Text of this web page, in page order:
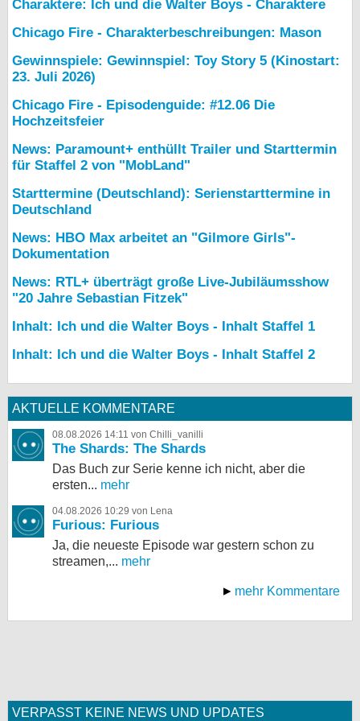
Charaktere: Ich und die Walter Boys - Charaktere
Chicago Fire - Charakterbeschreibungen: Mason
Gewinnspiele: Gewinnspiel: Toy Story 5 (Kinostart:
23. Juli 2026)
Chicago Fire - Episodenguide: #12.06 Die
Hochzeitsfeier
News: Paramount+ enthüllt Trailer und Starttermin
für Staffel 2 von "MobLand"
Starttermine (Deutschland): Serienstarttermine in
Deutschland
News: HBO Max arbeitet an "Gilmore Girls"-
Dokumentation
News: RTL+ überträgt große Live-Jubiläumsshow
"20 Jahre Sebastian Fitzek"
Inhalt: Ich und die Walter Boys - Inhalt Staffel 1
Inhalt: Ich und die Walter Boys - Inhalt Staffel 2
AKTUELLE KOMMENTARE
08.08.2026 14:11 von Chilli_vanilli
The Shards: The Shards
Das Buch zur Serie kenne ich nicht, aber die
ersten... mehr
04.08.2026 10:29 von Lena
Furious: Furious
Ja, die neueste Episode war gestern schon zu
streamen,... mehr
mehr Kommentare
VERPASST KEINE NEWS UND UPDATES